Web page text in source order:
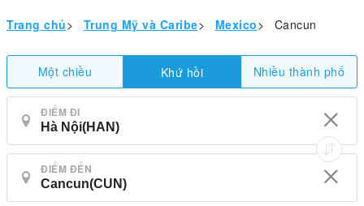
Trang chủ> Trung Mỹ và Caribe> Mexico> Cancun
Một chiều Khứ hồi Nhiều thành phố
ĐIỂM ĐI
ĐIỂM ĐẾN